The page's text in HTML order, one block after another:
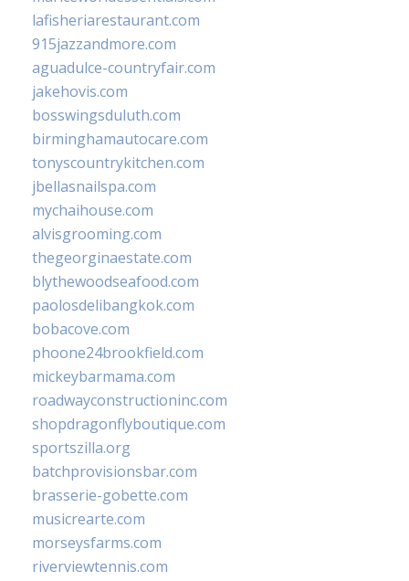
lafisheriarestaurant.com
915jazzandmore.com
aguadulce-countryfair.com
jakehovis.com
bosswingsduluth.com
birminghamautocare.com
tonyscountrykitchen.com
jbellasnailspa.com
mychaihouse.com
alvisgrooming.com
thegeorginaestate.com
blythewoodseafood.com
paolosdelibangkok.com
bobacove.com
phoone24brookfield.com
mickeybarmama.com
roadwayconstructioninc.com
shopdragonflyboutique.com
sportszilla.org
batchprovisionsbar.com
brasserie-gobette.com
musicrearte.com
morseysfarms.com
riverviewtennis.com